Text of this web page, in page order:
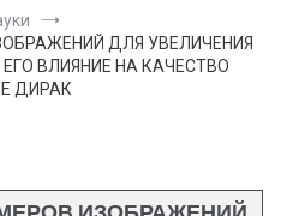
ДЛЯ УВЕЛИЧЕНИЯ
ВЛИЯНИЕ НА КАЧЕСТВО
ДИРАК